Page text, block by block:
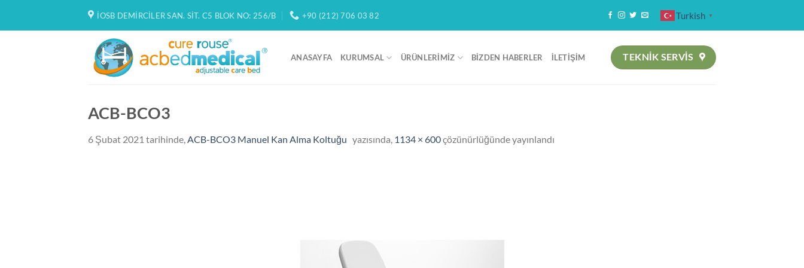
İOSB DEMIRCILER SAN. SIT. C5 BLOK NO: 256/B +90 (212) 706 03 82 Turkish ▼
ANASAYFA KURUMSAL ÜRÜNLERIMIZ BIZDEN HABERLER İLETIŞIM TEKNIK SERVİS
ACB-BCO3
6 Şubat 2021 tarihinde, ACB-BCO3 Manuel Kan Alma Koltuğu yazısında, 1134 × 600çözünürlüğünde yayınlandı